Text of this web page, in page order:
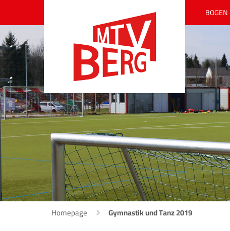
BOGEN
Homepage Gymnastik und Tanz 2019